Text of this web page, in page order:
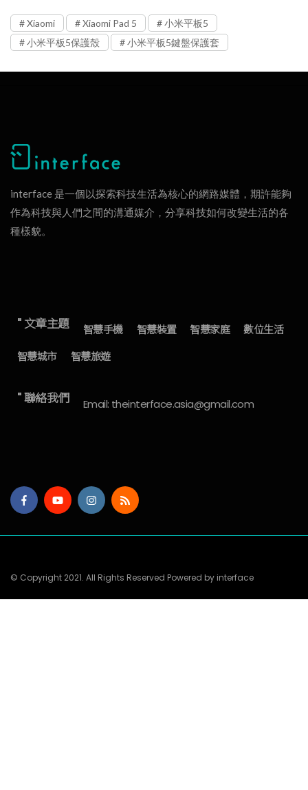
Xiaomi Xiaomi Pad 5
小米平板5
小米平板5保護殼
小米平板5鍵盤保護套
interface 是一個以探索科技生活為核心的網路媒體，期許能夠
作為科技與人們之間的溝通媒介，分享科技如何改變生活的各
種樣貌。
" 文章主題 智慧手機 智慧裝置 智慧家庭
數位生活
智慧城市
智慧旅遊
" 聯絡我們 Email: theinterface.asia@gmail.com
© Copyright 2021. All Rights Reserved Powered by interface